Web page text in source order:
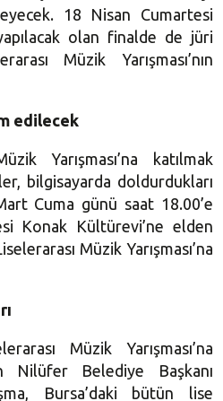
18 Nisan Cumartesi
olan finalde de jüri
Müzik Yarışması’nın
edilecek
Yarışması’na katılmak
bilgisayarda doldurdukları
Cuma günü saat 18.00’e
Konak Kültürevi’ne elden
Müzik Yarışması’na
Müzik Yarışması’na
Nilüfer Belediye Başkanı
Bursa’daki bütün lise